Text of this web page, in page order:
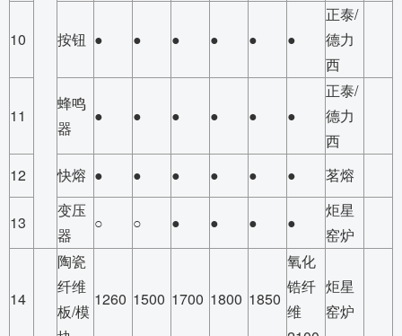
10 按钮 ● ● ● ● ● ●
正泰/
德力
西
11
蜂鸣
器
● ● ● ● ● ●
正泰/
德力
西
12
快熔 ● ● ● ● ● ● 茗熔
13
变压
器
○ ○ ● ● ● ●
炬星
窑炉
14
陶瓷
纤维
板/模
1260 1500 1700 1800 1850
氧化
锆纤
维
炬星
窑炉